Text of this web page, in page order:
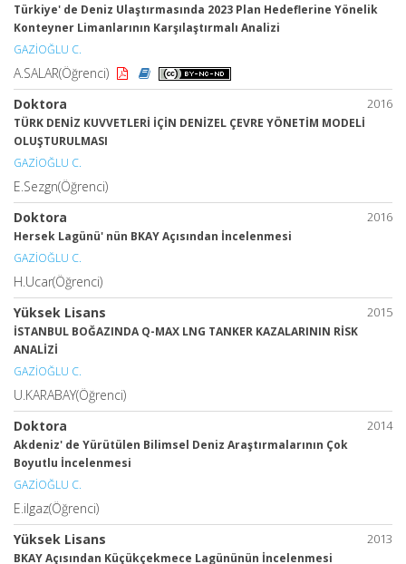
Türkiye' de Deniz Ulaştırmasında 2023 Plan Hedeflerine Yönelik
Konteyner Limanlarının Karşılaştırmalı Analizi
GAZİOĞLU C.
A.SALAR(Öğrenci)
2016
Doktora
TÜRK DENİZ KUVVETLERİ İÇİN DENİZEL ÇEVRE YÖNETİM MODELİ
OLUŞTURULMASI
GAZİOĞLU C.
E.Sezgn(Öğrenci)
2016
Doktora
Hersek Lagünü' nün BKAY Açısından İncelenmesi
GAZİOĞLU C.
H.Ucar(Öğrenci)
2015
Yüksek Lisans
İSTANBUL BOĞAZINDA Q-MAX LNG TANKER KAZALARININ RİSK
ANALİZİ
GAZİOĞLU C.
U.KARABAY(Öğrenci)
2014
Doktora
Akdeniz' de Yürütülen Bilimsel Deniz Araştırmalarının Çok
Boyutlu İncelenmesi
GAZİOĞLU C.
E.ilgaz(Öğrenci)
2013
Yüksek Lisans
BKAY Açısından Küçükçekmece Lagününün İncelenmesi